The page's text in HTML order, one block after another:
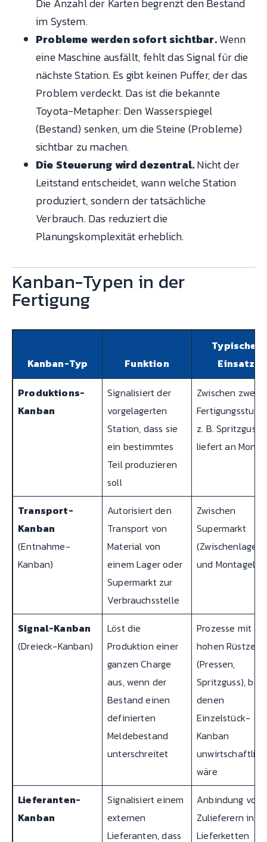
Die Anzahl der Karten begrenzt den Bestand
im System.
Probleme werden sofort sichtbar.Wenn
eine Maschine ausfällt, fehlt das Signal für die
nächste Station. Es gibt keinen Puffer, der das
Problem verdeckt. Das ist die bekannte
Toyota-Metapher: Den Wasserspiegel
(Bestand) senken, um die Steine (Probleme)
sichtbar zu machen.
Die Steuerung wird dezentral.Nicht der
Leitstand entscheidet, wann welche Station
produziert, sondern der tatsächliche
Verbrauch. Das reduziert die
Planungskomplexität erheblich.
Kanban-Typen in der
Fertigung
Kanban-Typ Funktion
Typischer
Einsatz
Produktions-
Kanban
Signalisiert der
vorgelagerten
Station, dass sie
ein bestimmtes
Teil produzieren
soll
Zwischen zwei
z. B. Spritzguss
liefert an
Transport-
Kanban
(Entnahme-
Kanban)
Autorisiert den
Transport von
Material von
einem Lager oder
Supermarkt zur
Verbrauchsstelle
Zwischen
Supermarkt
(Zwischenlager)
und
Signal-Kanban
(Dreieck-Kanban)
Löst die
Produktion einer
ganzen Charge
aus, wenn der
Bestand einen
definierten
Meldebestand
unterschreitet
Prozesse mit
hohen
(Pressen,
Spritzguss), bei
denen
Einzelstück-
Kanban
unwirtschaftlich
wäre
Lieferanten-
Kanban
Signalisiert einem
externen
Lieferanten, dass
Anbindung von
Zulieferern in
Lieferketten